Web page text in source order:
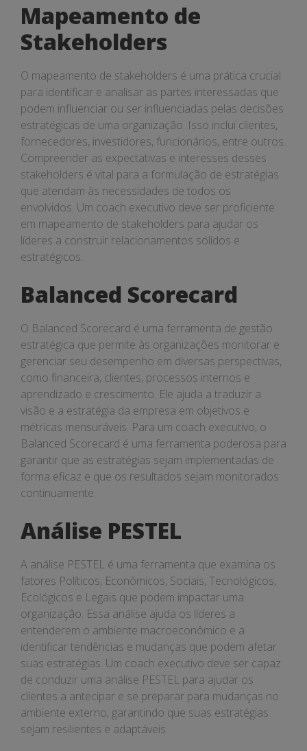
Mapeamento de
Stakeholders
O mapeamento de stakeholders é uma prática crucial
para identificar e analisar as partes interessadas que
podem influenciar ou ser influenciadas pelas decisões
estratégicas de uma organização. Isso inclui clientes,
fornecedores, investidores, funcionários, entre outros.
Compreender as expectativas e interesses desses
stakeholders é vital para a formulação de estratégias
que atendam às necessidades de todos os
envolvidos. Um coach executivo deve ser proficiente
em mapeamento de stakeholders para ajudar os
líderes a construir relacionamentos sólidos e
estratégicos.
Balanced Scorecard
O Balanced Scorecard é uma ferramenta de gestão
estratégica que permite às organizações monitorar e
gerenciar seu desempenho em diversas perspectivas,
como financeira, clientes, processos internos e
aprendizado e crescimento. Ele ajuda a traduzir a
visão e a estratégia da empresa em objetivos e
métricas mensuráveis. Para um coach executivo, o
Balanced Scorecard é uma ferramenta poderosa para
garantir que as estratégias sejam implementadas de
forma eficaz e que os resultados sejam monitorados
continuamente.
Análise PESTEL
A análise PESTEL é uma ferramenta que examina os
fatores Políticos, Econômicos, Sociais, Tecnológicos,
Ecológicos e Legais que podem impactar uma
organização. Essa análise ajuda os líderes a
entenderem o ambiente macroeconômico e a
identificar tendências e mudanças que podem afetar
suas estratégias. Um coach executivo deve ser capaz
de conduzir uma análise PESTEL para ajudar os
clientes a antecipar e se preparar para mudanças no
ambiente externo, garantindo que suas estratégias
sejam resilientes e adaptáveis.